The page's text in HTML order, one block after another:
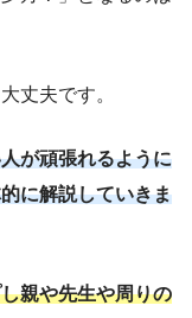
丈夫です。
が頑張れるように
に解説していきま
親や先生や周りの